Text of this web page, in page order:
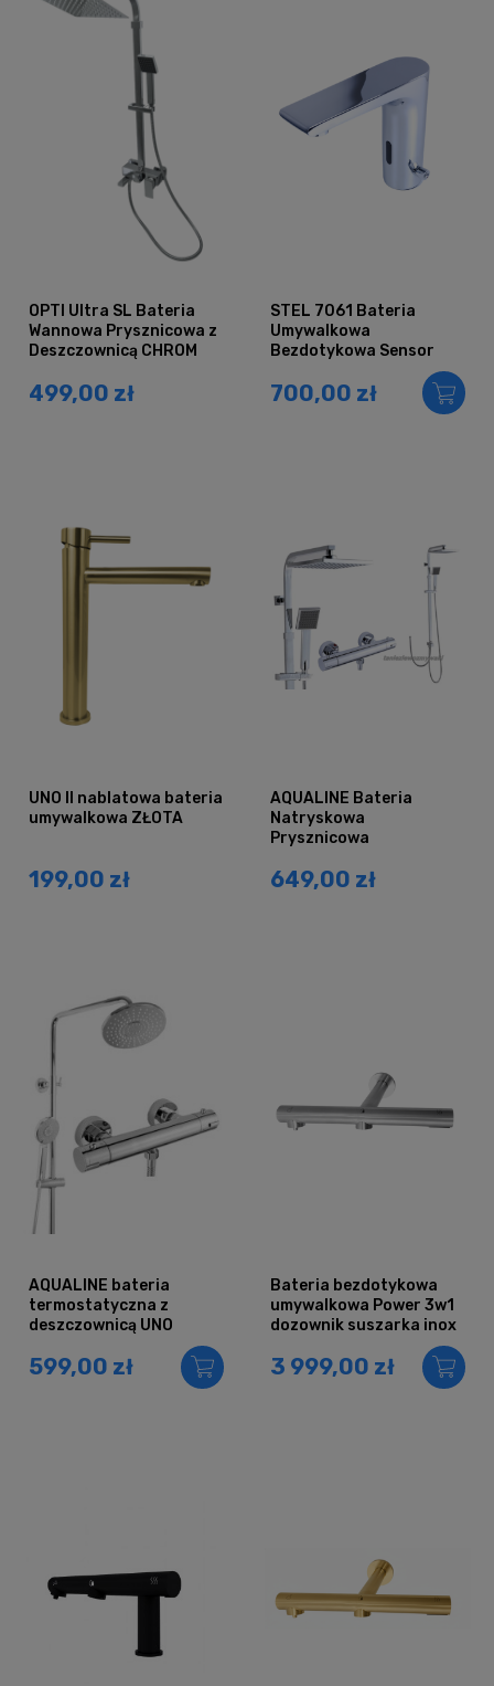
OPTI Ultra SL Bateria
Wannowa Prysznicowa z
Deszczownicą CHROM
499,00 zł
STEL 7061 Bateria
Umywalkowa
Bezdotykowa Sensor
Fotokomórka CHROM
700,00 zł
UNO II nablatowa bateria
umywalkowa ZŁOTA
199,00 zł
AQUALINE Bateria
Natryskowa
Prysznicowa
Deszczownicą QUBUS
649,00 zł
AQUALINE bateria
termostatyczna z
deszczownicą UNO
599,00 zł
Bateria bezdotykowa
umywalkowa Power 3w1
dozownik suszarka inox
3 999,00 zł